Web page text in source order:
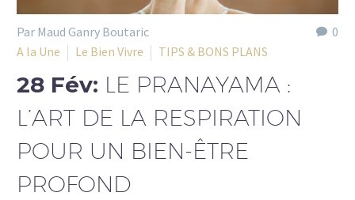
0
Par Maud Ganry Boutaric
A la Une
Le Bien Vivre TIPS & BONS PLANS
28 Fév: LE PRANAYAMA :
L’ART DE LA RESPIRATION
POUR UN BIEN-ÊTRE
PROFOND